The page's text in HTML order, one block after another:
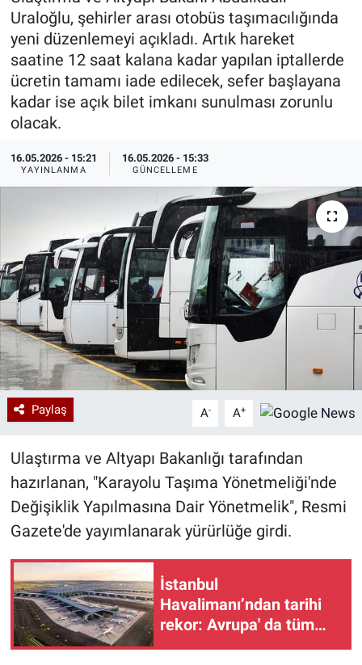
Uraloğlu, şehirler arası otobüs taşımacılığında
yeni düzenlemeyi açıkladı. Artık hareket
saatine 12 saat kalana kadar yapılan iptallerde
ücretin tamamı iade edilecek, sefer başlayana
kadar ise açık bilet imkanı sunulması zorunlu
olacak.
16.05.2026 - 15:21
YAYINLANMA
16.05.2026 - 15:33
GÜNCELLEME
Paylaş A- A+
Ulaştırma ve Altyapı Bakanlığı tarafından
hazırlanan, "Karayolu Taşıma Yönetmeliği'nde
Değişiklik Yapılmasına Dair Yönetmelik", Resmi
Gazete'de yayımlanarak yürürlüğe girdi.
İstanbul
Havalimanı’ndan tarihi
rekor: Avrupa' da tüm
Özel Haberler
Yazarlar
Dünya
Medya
Özel Haberler
Kadın
Sağlık
Teknoloji
Ramazan
Haber Arşivi